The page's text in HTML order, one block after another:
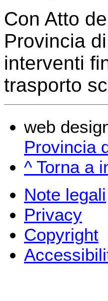
Con Atto
Provincia
interventi
trasporto
web
Provincia
^ Torna a
Note legali
Privacy
Copyright